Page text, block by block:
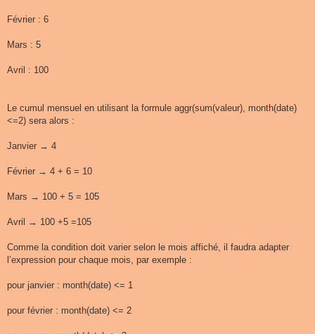
Février : 6
Mars : 5
Avril : 100
Le cumul mensuel en utilisant la formule aggr(sum(valeur), month(date)
<=2) sera alors :
Janvier → 4
Février → 4 + 6 = 10
Mars → 100 + 5 = 105
Avril → 100 +5 =105
Comme la condition doit varier selon le mois affiché, il faudra adapter
l’expression pour chaque mois, par exemple :
pour janvier : month(date) <= 1
pour février : month(date) <= 2